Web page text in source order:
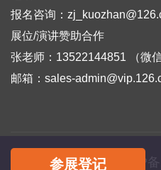
报名咨询：
展位/演讲赞助合作
张老师：13522144851 （微信
邮箱：sales-
备案号： 粤ICP
参展登记